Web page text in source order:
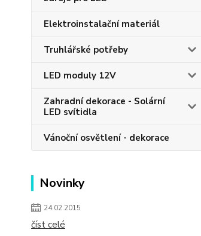
Elektroinstalační materiál
Truhlářské potřeby
LED moduly 12V
Zahradní dekorace - Solární
LED svítidla
Vánoční osvětlení - dekorace
Novinky
24.02.2015
číst celé